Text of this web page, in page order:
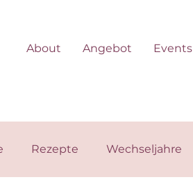
About Angebot Events
Rezepte Wechseljahre